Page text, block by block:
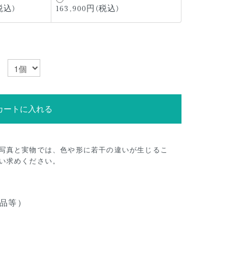
込) 163,900円(税込)
ートに入れる
真と実物では、色や形に若干の違いが生じるこ
求めください。
等）